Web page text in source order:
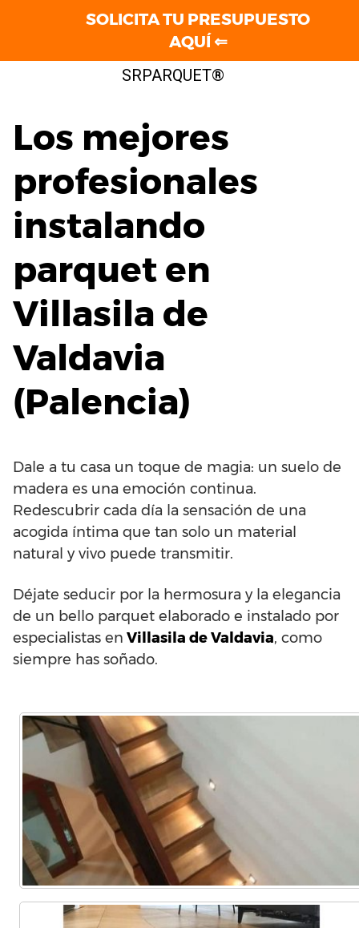
SRPARQUET®
Los mejores
profesionales
instalando
parquet en
Villasila de
Valdavia
(Palencia)
Dale a tu casa un toque de magia: un suelo de
madera es una emoción continua.
Redescubrir cada día la sensación de una
acogida íntima que tan solo un material
natural y vivo puede transmitir.
Déjate seducir por la hermosura y la elegancia
de un bello parquet elaborado e instalado por
especialistas en Villasila de Valdavia, como
siempre has soñado.
SOLICITA TU PRESUPUESTO
AQUÍ ⇐